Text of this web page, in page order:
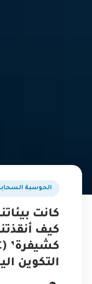
الحوسبة
كانت
كيف
التكوين